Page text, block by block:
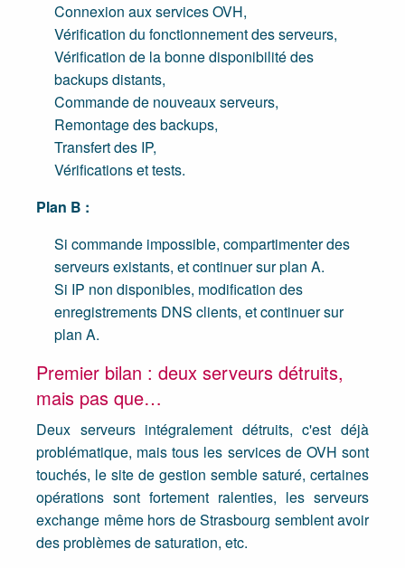
Connexion aux services OVH,
Vérification du fonctionnement des serveurs,
Vérification de la bonne disponibilité des
backups distants,
Commande de nouveaux serveurs,
Remontage des backups,
Transfert des IP,
Vérifications et tests.
Plan B :
Si commande impossible, compartimenter des
serveurs existants, et continuer sur plan A.
Si IP non disponibles, modification des
enregistrements DNS clients, et continuer sur
plan A.
Premier bilan : deux serveurs détruits,
mais pas que…
Deux serveurs intégralement détruits, c'est déjà
problématique, mais tous les services de OVH sont
touchés, le site de gestion semble saturé, certaines
opérations sont fortement ralenties, les serveurs
exchange même hors de Strasbourg semblent avoir
des problèmes de saturation, etc.